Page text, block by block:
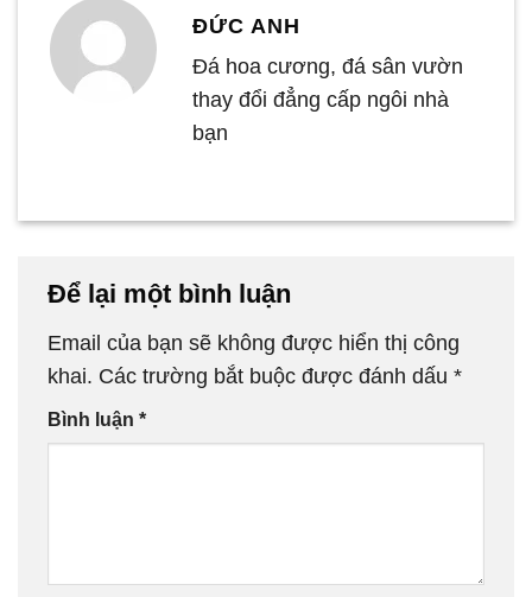
ĐỨC ANH
Đá hoa cương, đá sân vườn
thay đổi đẳng cấp ngôi nhà
bạn
Để lại một bình luận
Email của bạn sẽ không được hiển thị công
khai. Các trường bắt buộc được đánh dấu *
Bình luận *